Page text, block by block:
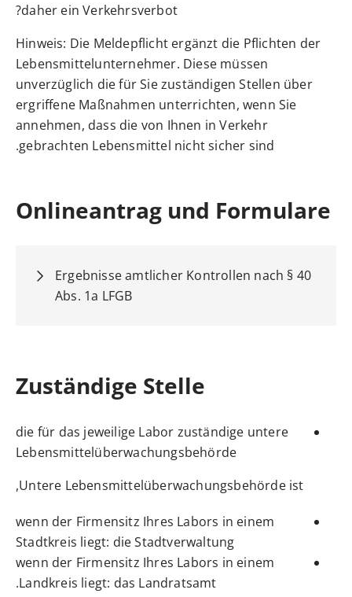
daher ein Verkehrsverbot?
Hinweis: Die Meldepflicht ergänzt die Pflichten der
Lebensmittelunternehmer. Diese müssen
unverzüglich die für Sie zuständigen Stellen über
ergriffene Maßnahmen unterrichten, wenn Sie
annehmen, dass die von Ihnen in Verkehr
gebrachten Lebensmittel nicht sicher sind.
Onlineantrag und Formulare
Ergebnisse amtlicher Kontrollen nach § 40
Abs. 1a LFGB
Zuständige Stelle
die für das jeweilige Labor zuständige untere
Lebensmittelüberwachungsbehörde
Untere Lebensmittelüberwachungsbehörde ist,
wenn der Firmensitz Ihres Labors in einem
Stadtkreis liegt: die Stadtverwaltung
wenn der Firmensitz Ihres Labors in einem
Landkreis liegt: das Landratsamt.